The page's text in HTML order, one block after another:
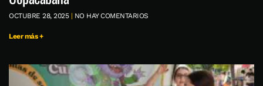
OCTUBRE 28, 2025 NO HAY COMENTARIOS
Leer más +